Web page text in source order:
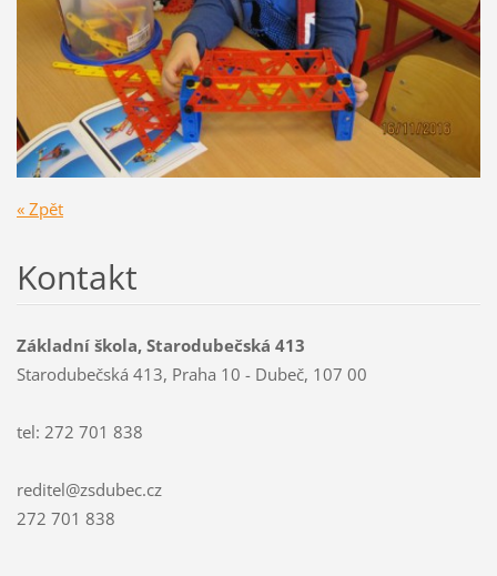
« Zpět
Kontakt
Základní škola, Starodubečská 413
Starodubečská 413, Praha 10 - Dubeč, 107 00
tel: 272 701 838
reditel@zsdubec.cz
272 701 838